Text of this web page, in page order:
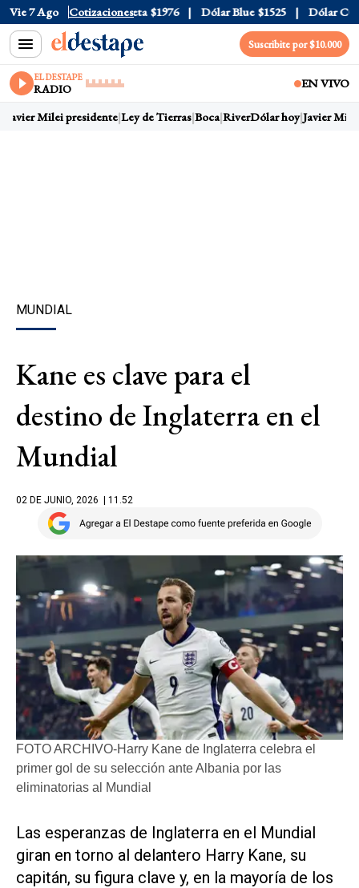
Vie 7 Ago Cotizaciones
$1520 Dólar Tarjeta $1976 Dólar Blue $1525 Dólar CCL
Suscribite por $10.000
EL DESTAPE
RADIO EN VIVO
Javier Milei presidente Ley de Tierras Boca RiverDólar hoy Javier Milei
MUNDIAL
​​Kane es clave para el
destino de Inglaterra en el
Mundial
02 DE JUNIO, 2026 | 11.52
FOTO ARCHIVO-Harry Kane de Inglaterra celebra el
primer gol de su selección ante Albania por las
eliminatorias al Mundial
Las esperanzas de Inglaterra en el Mundial
giran en torno al delantero Harry Kane, su
capitán, su figura clave y, en la mayoría ‌de los